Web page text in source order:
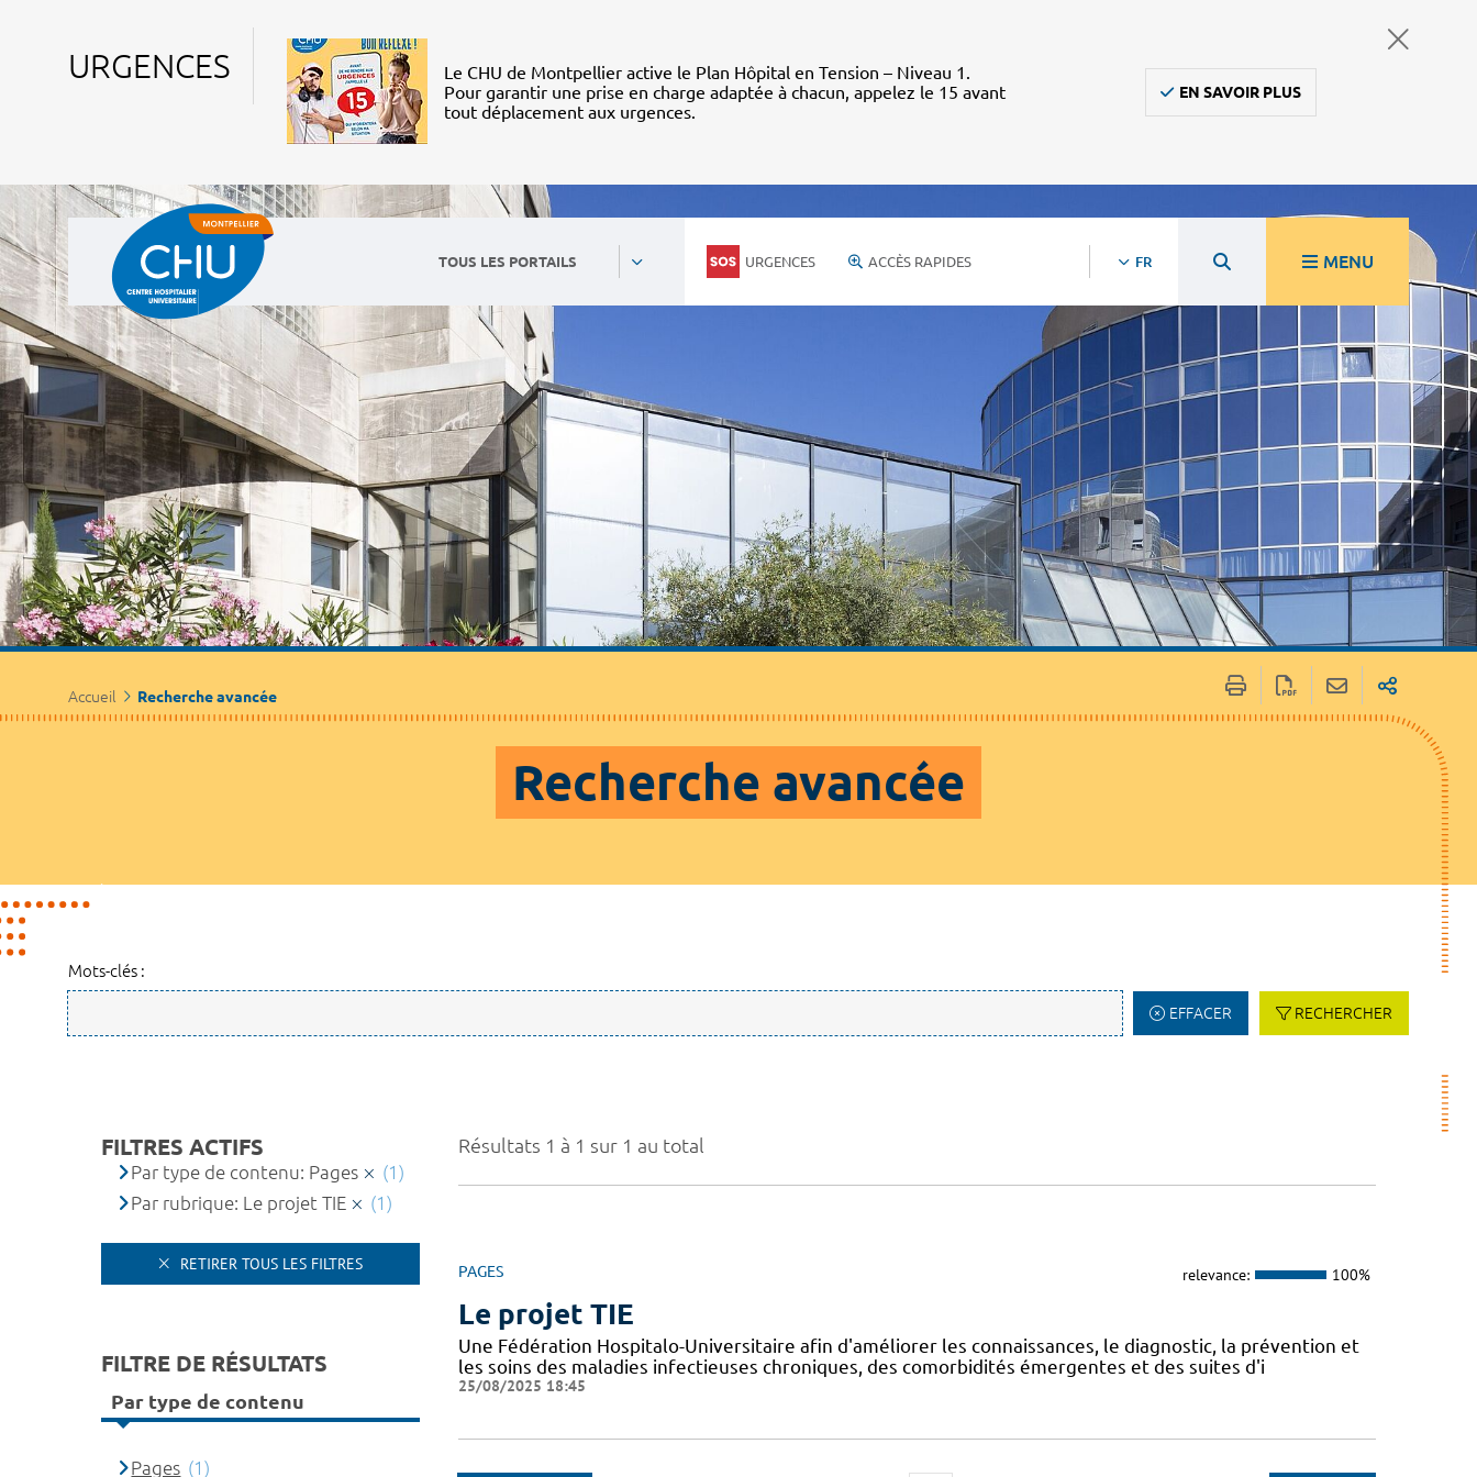
URGENCES
Le CHU de Montpellier active le Plan Hôpital en Tension – Niveau 1.
Pour garantir une prise en charge adaptée à chacun, appelez le 15 avant
tout déplacement aux urgences.
EN SAVOIR PLUS
TOUS LES PORTAILS URGENCES ACCÈS RAPIDES FR MENU
Accueil Recherche avancée
Recherche avancée
Mots-clés :
EFFACER RECHERCHER
Résultats 1 à 1 sur 1 au total
PAGES relevance: 100%
Le projet TIE
Une Fédération Hospitalo-Universitaire afin d'améliorer les connaissances, le diagnostic, la prévention et
les soins des maladies infectieuses chroniques, des comorbidités émergentes et des suites d'i
25/08/2025 18:45
FILTRES ACTIFS
Par type de contenu: Pages
(1)
Par rubrique: Le projet TIE
(1)
RETIRER TOUS LES FILTRES
FILTRE DE RÉSULTATS
Par type de contenu
Pages (1)